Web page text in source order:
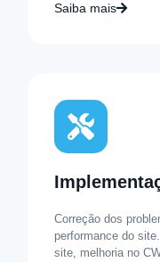
Saiba mais
Correção dos
performance do
site, melhoria no